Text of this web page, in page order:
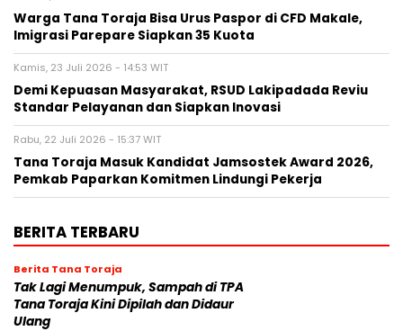
Warga Tana Toraja Bisa Urus Paspor di CFD Makale,
Imigrasi Parepare Siapkan 35 Kuota
Kamis, 23 Juli 2026 - 14:53 WIT
Demi Kepuasan Masyarakat, RSUD Lakipadada Reviu
Standar Pelayanan dan Siapkan Inovasi
Rabu, 22 Juli 2026 - 15:37 WIT
Tana Toraja Masuk Kandidat Jamsostek Award 2026,
Pemkab Paparkan Komitmen Lindungi Pekerja
BERITA TERBARU
Berita Tana Toraja
Tak Lagi Menumpuk, Sampah di TPA
Tana Toraja Kini Dipilah dan Didaur
Ulang